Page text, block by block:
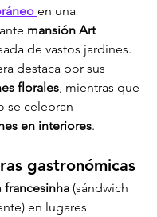
en una
mansión Art
de vastos jardines.
destaca por sus
florales , mientras que
se celebran
en interiores.
gastronómicas
francesinha (sándwich
en lugares